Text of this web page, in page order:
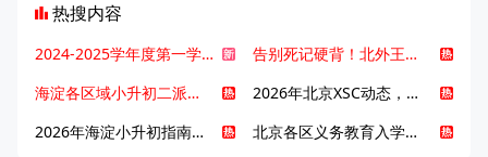
热搜内容
2024-2025学年度第一学期北京各区期末考试真题试卷汇总
告别死记硬背！北外王牌精读词汇课，帮孩子突破英语词汇难关
海淀各区域小升初二派全攻略合集！区域一至五志愿填报、升学策略详解
2026年北京XSC动态，持续更新中ing...
2026年海淀小升初指南，一文了解招生政策要点
北京各区义务教育入学咨询电话汇总，25年小升初家长提前收藏